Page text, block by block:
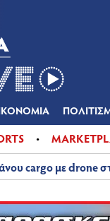
cargo με drone